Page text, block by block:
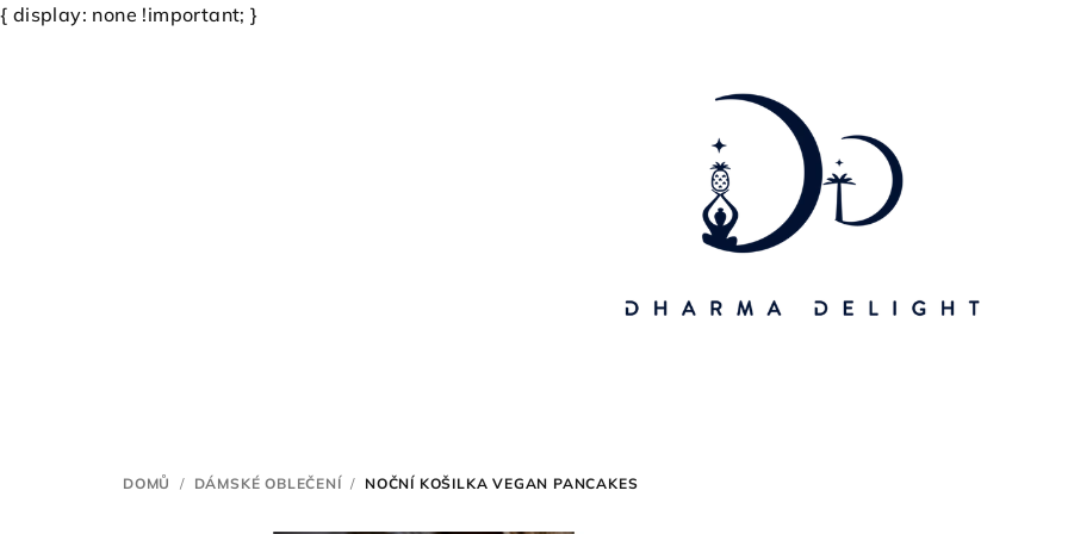
{ display: none !important; }
DOMŮ / DÁMSKÉ OBLEČENÍ / NOČNÍ KOŠILKA VEGAN PANCAKES